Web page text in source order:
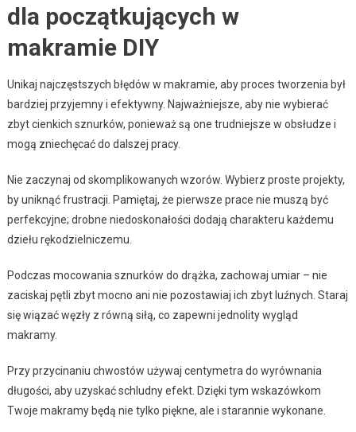
dla początkujących w
makramie DIY
Unikaj najczęstszych błędów w makramie, aby proces tworzenia był
bardziej przyjemny i efektywny. Najważniejsze, aby nie wybierać
zbyt cienkich sznurków, ponieważ są one trudniejsze w obsłudze i
mogą zniechęcać do dalszej pracy.
Nie zaczynaj od skomplikowanych wzorów. Wybierz proste projekty,
by uniknąć frustracji. Pamiętaj, że pierwsze prace nie muszą być
perfekcyjne; drobne niedoskonałości dodają charakteru każdemu
dziełu rękodzielniczemu.
Podczas mocowania sznurków do drążka, zachowaj umiar – nie
zaciskaj pętli zbyt mocno ani nie pozostawiaj ich zbyt luźnych. Staraj
się wiązać węzły z równą siłą, co zapewni jednolity wygląd
makramy.
Przy przycinaniu chwostów używaj centymetra do wyrównania
długości, aby uzyskać schludny efekt. Dzięki tym wskazówkom
Twoje makramy będą nie tylko piękne, ale i starannie wykonane.